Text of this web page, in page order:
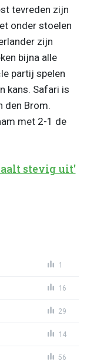
tevreden zijn
onder stoelen
zijn
bijna alle
partij spelen
kans. Safari is
den Brom.
met 2-1 de
stevig uit'
1
16
29
14
56